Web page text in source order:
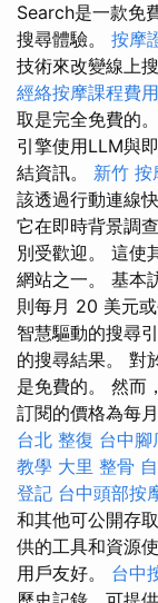
Search是一款免
搜尋體驗。 按摩
技術來改變線上
經絡按摩課程費用
取是完全免費的。
引擎使用LLM與
結資訊。 新竹 按
該透過行動連線
它在即時背景調
別受歡迎。 這使
網站之一。 基本
則每月 20 美元
智慧驅動的搜尋
的搜尋結果。 對
是免費的。 然而
訂閱的價格為每
台北 整復 台中腳
教學 大里 整骨
登記 台中頭部按
和其他可公開存
供的工具和資源
用戶友好。 台中